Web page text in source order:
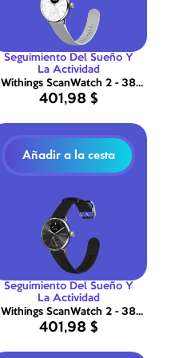
Seguimiento Del Sueño Y
La Actividad
Withings ScanWatch 2 - 38
mm Perla Blanca
401,98 $
Añadir a la cesta
Seguimiento Del Sueño Y
La Actividad
Withings ScanWatch 2 - 38
mm Negra
401,98 $